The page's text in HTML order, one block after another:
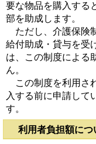
要な物品を購入する
部を助成します。
ただし、介護保険
給付助成・貸与を受
は、この制度による
ん。
この制度を利用さ
入する前に申請して
す。
利用者負担額につ